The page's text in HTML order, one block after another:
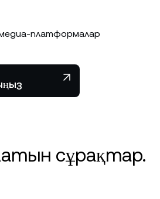
платформалар
сұрақтар.